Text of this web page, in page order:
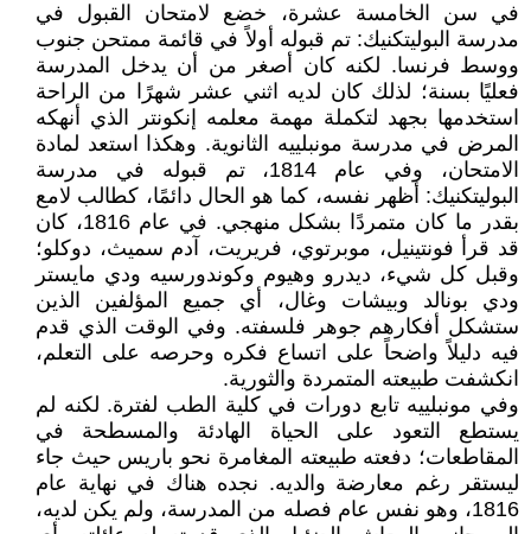
في سن الخامسة عشرة، خضع لامتحان القبول في
مدرسة البوليتكنيك: تم قبوله أولاً في قائمة ممتحن جنوب
ووسط فرنسا. لكنه كان أصغر من أن يدخل المدرسة
فعليًا بسنة؛ لذلك كان لديه اثني عشر شهرًا من الراحة
استخدمها بجهد لتكملة مهمة معلمه إنكونتر الذي أنهكه
المرض في مدرسة مونبلييه الثانوية. وهكذا استعد لمادة
الامتحان، وفي عام 1814، تم قبوله في مدرسة
البوليتكنيك: أظهر نفسه، كما هو الحال دائمًا، كطالب لامع
بقدر ما كان متمردًا بشكل منهجي. في عام 1816، كان
قد قرأ فونتينيل، موبرتوي، فريريت، آدم سميث، دوكلو؛
وقبل كل شيء، ديدرو وهيوم وكوندورسيه ودي مايستر
ودي بونالد وبيشات وغال، أي جميع المؤلفين الذين
ستشكل أفكارهم جوهر فلسفته. وفي الوقت الذي قدم
فيه دليلاً واضحاً على اتساع فكره وحرصه على التعلم،
انكشفت طبيعته المتمردة والثورية.
وفي مونبلييه تابع دورات في كلية الطب لفترة. لكنه لم
يستطع التعود على الحياة الهادئة والمسطحة في
المقاطعات؛ دفعته طبيعته المغامرة نحو باريس حيث جاء
ليستقر رغم معارضة والديه. نجده هناك في نهاية عام
1816، وهو نفس عام فصله من المدرسة، ولم يكن لديه،